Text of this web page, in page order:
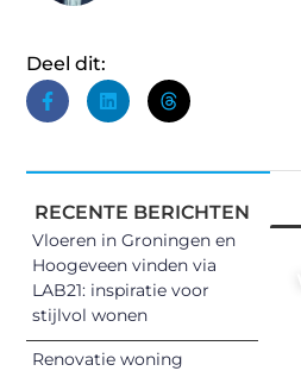
Deel dit:
RECENTE BERICHTEN
Vloeren in Groningen en
Hoogeveen vinden via
LAB21: inspiratie voor
stijlvol wonen
Renovatie woning